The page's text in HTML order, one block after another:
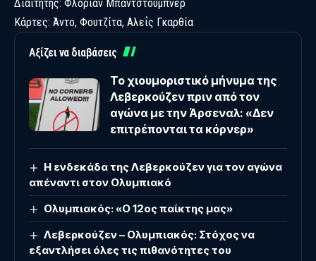
Διαιτητής: Φλόριαν Μπαντστούμπνερ
Κάρτες: Άντο, Φουτζίτα, Αλεΐς Γκαρθία
Αξίζει να διαβάσεις
Το χιουμοριστικό μήνυμα της
Λεβερκούζεν πριν από τον
αγώνα με την Άρσεναλ: «Δεν
επιτρέπονται τα κόρνερ»
Η ενδεκάδα της Λεβερκούζεν για τον αγώνα
απέναντι στον Ολυμπιακό
Ολυμπιακός: «Ο 12ος παίκτης μας»
Λεβερκούζεν – Ολυμπιακός: Στόχος να
εξαντλήσει όλες τις πιθανότητες του